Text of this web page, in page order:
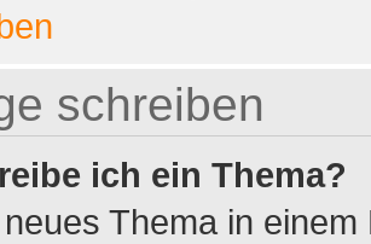
schreiben
ich ein Thema?
Thema in